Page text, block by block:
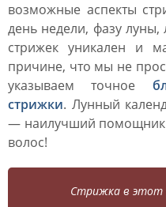
возможные аспекты
день недели, фазу
стрижек уникален и
причине, что мы не
указываем точное
стрижки. Лунный
— наилучший помощник
волос!
Стрижка в этот